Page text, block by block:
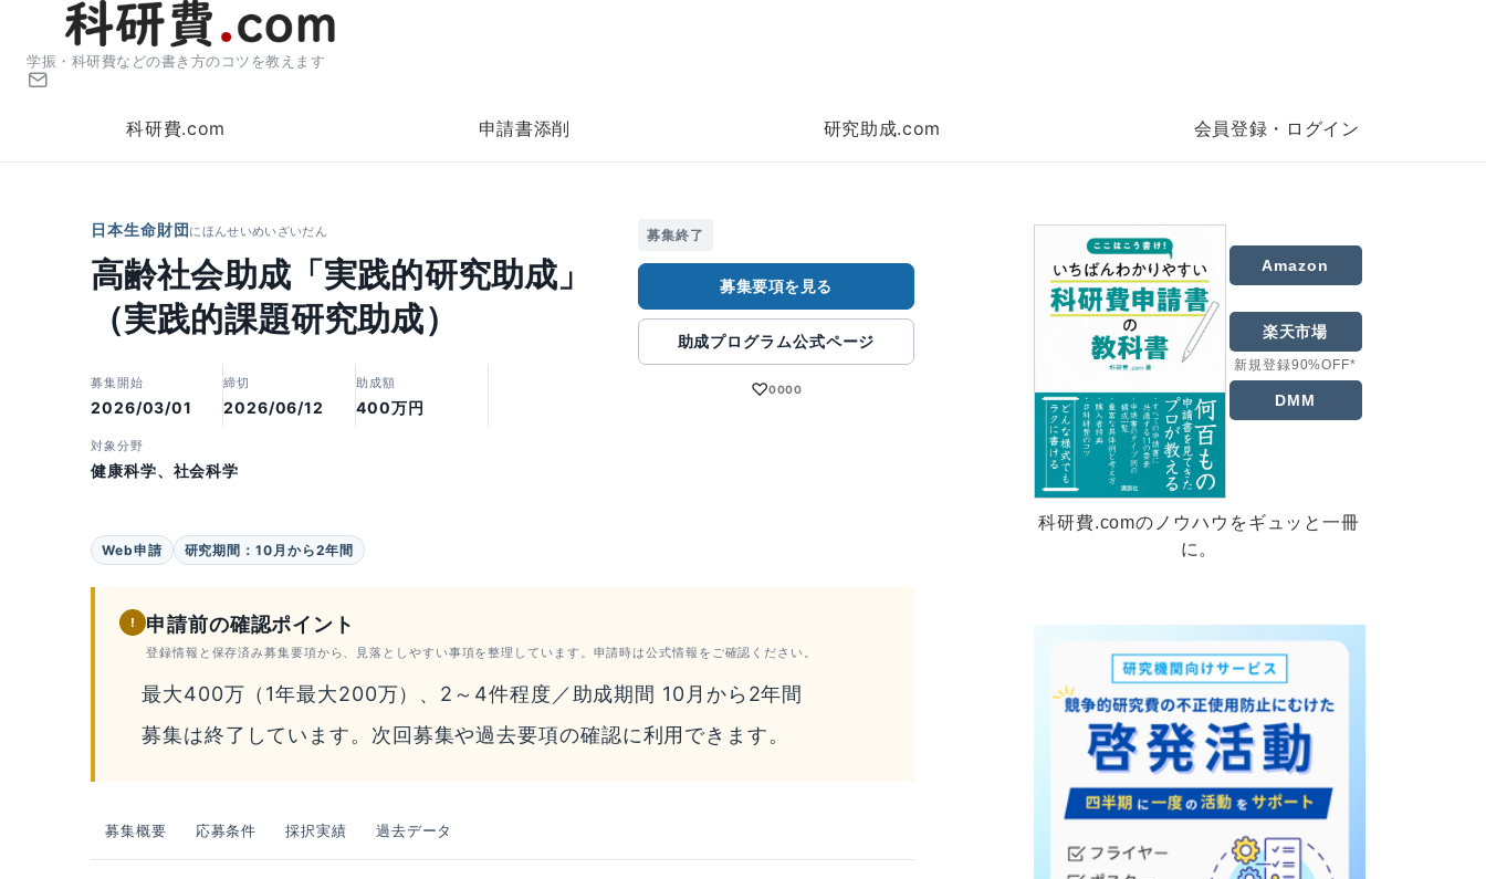
学振・科研費などの書き方のコツを教えます
科研費.com 申請書添削 研究助成.com 会員登録・ログイン
日本生命財団にほんせいめいざいだん
高齢社会助成「実践的研究助成」
（実践的課題研究助成）
募集開始
2026/03/01
締切
2026/06/12
助成額
400万円
対象分野
健康科学、社会科学
募集終了
募集要項を見る
助成プログラム公式ページ
♡0000
Web申請 研究期間：10月から2年間
! 申請前の確認ポイント
登録情報と保存済み募集要項から、見落としやすい事項を整理しています。申請時は公式情報をご確認ください。
最大400万（1年最大200万）、2～4件程度／助成期間 10月から2年間
募集は終了しています。次回募集や過去要項の確認に利用できます。
募集概要 応募条件 採択実績 過去データ
Amazon
楽天市場
新規登録90%OFF*
DMM
科研費.comのノウハウをギュッと一冊
に。